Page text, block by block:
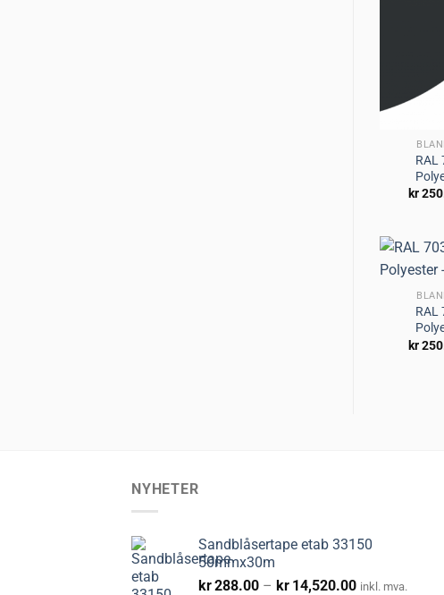
RAL
kr
RAL
kr
NYHETER
Sandblåsertape etab 33150
50mmx30m
kr288.00 – kr 14,520.00Prisområde:
inkl. mva.